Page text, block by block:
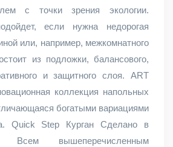
с точки зрения экологии.
если нужна недорогая
или, например, межкомнатного
из подложки, балансового,
и защитного слоя. ART
коллекция напольных
богатыми вариациями
Quick Step Курган Сделано в
вышеперечисленным